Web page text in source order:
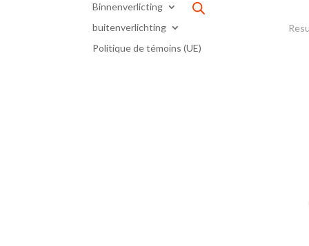
Binnenverlicting
buitenverlichting
Politique de témoins (UE)